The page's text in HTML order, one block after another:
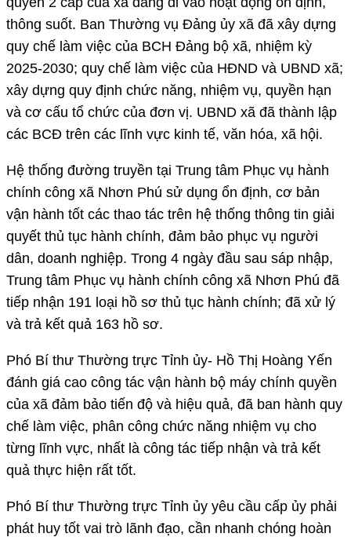
thông suốt. Ban Thường vụ Đảng ủy xã đã xây dựng
quy chế làm việc của BCH Đảng bộ xã, nhiệm kỳ
2025-2030; quy chế làm việc của HĐND và UBND xã;
xây dựng quy định chức năng, nhiệm vụ, quyền hạn
và cơ cấu tổ chức của đơn vị. UBND xã đã thành lập
các BCĐ trên các lĩnh vực kinh tế, văn hóa, xã hội.
Hệ thống đường truyền tại Trung tâm Phục vụ hành
chính công xã Nhơn Phú sử dụng ổn định, cơ bản
vận hành tốt các thao tác trên hệ thống thông tin giải
quyết thủ tục hành chính, đảm bảo phục vụ người
dân, doanh nghiệp. Trong 4 ngày đầu sau sáp nhập,
Trung tâm Phục vụ hành chính công xã Nhơn Phú đã
tiếp nhận 191 loại hồ sơ thủ tục hành chính; đã xử lý
và trả kết quả 163 hồ sơ.
Phó Bí thư Thường trực Tỉnh ủy- Hồ Thị Hoàng Yến
đánh giá cao công tác vận hành bộ máy chính quyền
của xã đảm bảo tiến độ và hiệu quả, đã ban hành quy
chế làm việc, phân công chức năng nhiệm vụ cho
từng lĩnh vực, nhất là công tác tiếp nhận và trả kết
quả thực hiện rất tốt.
Phó Bí thư Thường trực Tỉnh ủy yêu cầu cấp ủy phải
phát huy tốt vai trò lãnh đạo, cần nhanh chóng hoàn